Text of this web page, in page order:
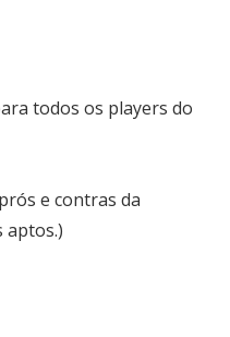
todos os players do
e contras da
aptos.)